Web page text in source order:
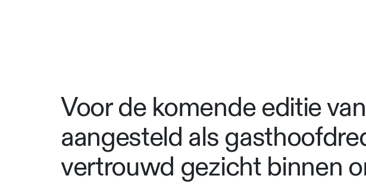
Voor de komende editie
aangesteld als
vertrouwd gezicht binnen